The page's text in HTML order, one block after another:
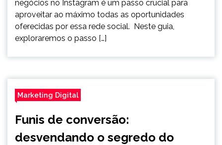
negócios no Instagram é um passo crucial para
aproveitar ao máximo todas as oportunidades
oferecidas por essa rede social. Neste guia,
exploraremos o passo […]
Marketing Digital
Funis de conversão:
desvendando o segredo do